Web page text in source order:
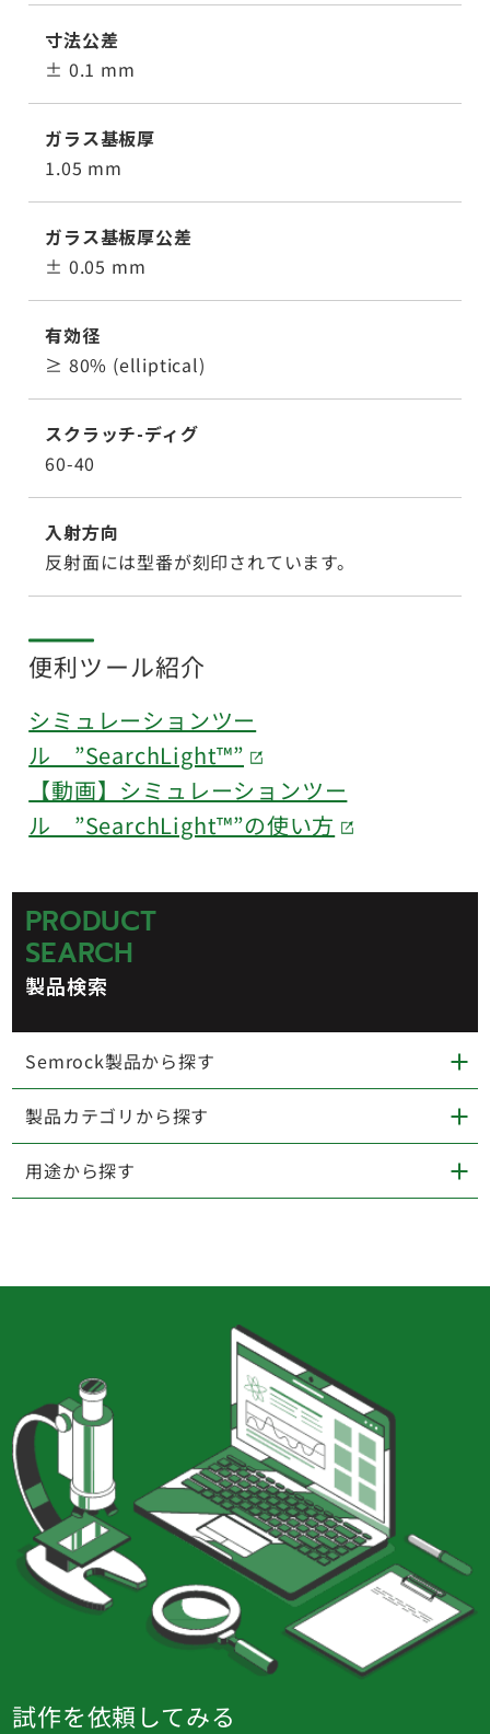
寸法公差
± 0.1 mm
ガラス基板厚
1.05 mm
ガラス基板厚公差
± 0.05 mm
有効径
≥ 80% (elliptical)
スクラッチ-ディグ
60-40
入射方向
反射面には型番が刻印されています。
便利ツール紹介
シミュレーションツー
ル ”SearchLight™”
【動画】シミュレーションツー
ル ”SearchLight™”の使い方
PRODUCT
SEARCH
製品検索
Semrock製品から探す
製品カテゴリから探す
用途から探す
試作を依頼してみる